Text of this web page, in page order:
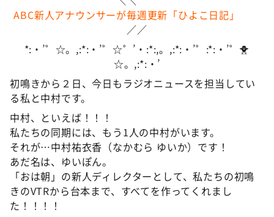
アナ回覧板
ABC新人アナウンサーが毎週更新「ひよこ日記」
／／
*:・’゜☆。,:*:・’゜☆゜’・:*:,。,:*:・’゜:*:・’゜🐥
☆。,:*:・’
初鳴きから２日、今日もラジオニュースを担当してい
る私と中村です。
中村、といえば！！！
私たちの同期には、もう1人の中村がいます。
それが…中村祐衣香（なかむら ゆいか）です！
あだ名は、ゆいぽん。
「おは朝」の新人ディレクターとして、私たちの初鳴
きのVTRから台本まで、すべてを作ってくれまし
た！！！！